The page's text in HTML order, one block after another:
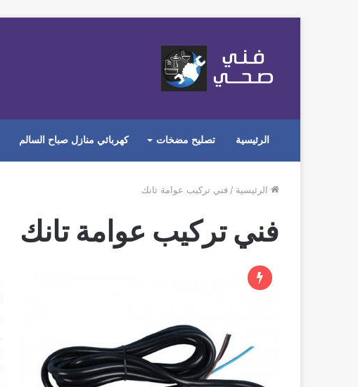
الرئيسية تصليح مضخات كهربائي منازل صباح السالم
الرئيسية / فني تركيب عوامة تانك
فني تركيب عوامة تانك